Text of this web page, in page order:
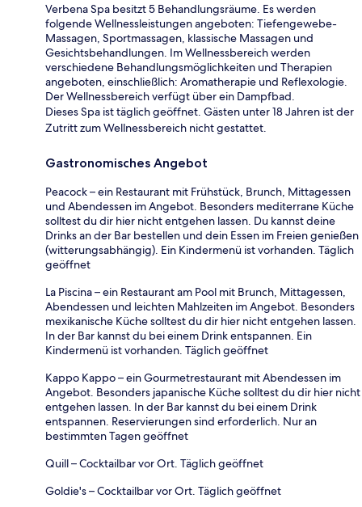
Verbena Spa besitzt 5 Behandlungsräume. Es werden
folgende Wellnessleistungen angeboten: Tiefengewebe-
Massagen, Sportmassagen, klassische Massagen und
Gesichtsbehandlungen. Im Wellnessbereich werden
verschiedene Behandlungsmöglichkeiten und Therapien
angeboten, einschließlich: Aromatherapie und Reflexologie.
Der Wellnessbereich verfügt über ein Dampfbad.
Dieses Spa ist täglich geöffnet. Gästen unter 18 Jahren ist der
Zutritt zum Wellnessbereich nicht gestattet.
Gastronomisches Angebot
Peacock – ein Restaurant mit Frühstück, Brunch, Mittagessen
und Abendessen im Angebot. Besonders mediterrane Küche
solltest du dir hier nicht entgehen lassen. Du kannst deine
Drinks an der Bar bestellen und dein Essen im Freien genießen
(witterungsabhängig). Ein Kindermenü ist vorhanden. Täglich
geöffnet
La Piscina – ein Restaurant am Pool mit Brunch, Mittagessen,
Abendessen und leichten Mahlzeiten im Angebot. Besonders
mexikanische Küche solltest du dir hier nicht entgehen lassen.
In der Bar kannst du bei einem Drink entspannen. Ein
Kindermenü ist vorhanden. Täglich geöffnet
Kappo Kappo – ein Gourmetrestaurant mit Abendessen im
Angebot. Besonders japanische Küche solltest du dir hier nicht
entgehen lassen. In der Bar kannst du bei einem Drink
entspannen. Reservierungen sind erforderlich. Nur an
bestimmten Tagen geöffnet
Quill – Cocktailbar vor Ort. Täglich geöffnet
Goldie's – Cocktailbar vor Ort. Täglich geöffnet